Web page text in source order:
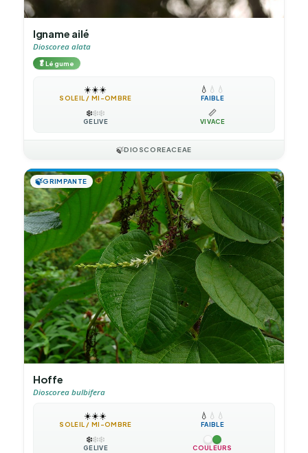
Igname ailé
Dioscorea alata
🥬Légume
☀️☀️☀️
SOLEIL / MI-OMBRE
💧 💧 💧
FAIBLE
❄️❄️❄️
GÉLIVE
📏
VIVACE
🍃DIOSCOREACEAE
🍃GRIMPANTE
Hoffe
Dioscorea bulbifera
☀️☀️☀️
SOLEIL / MI-OMBRE
💧 💧 💧
FAIBLE
❄️❄️❄️
GÉLIVE COULEURS